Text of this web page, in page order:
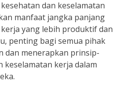
dan keselamatan
manfaat jangka panjang
yang lebih produktif dan
penting bagi semua pihak
dan menerapkan prinsip-
keselamatan kerja dalam